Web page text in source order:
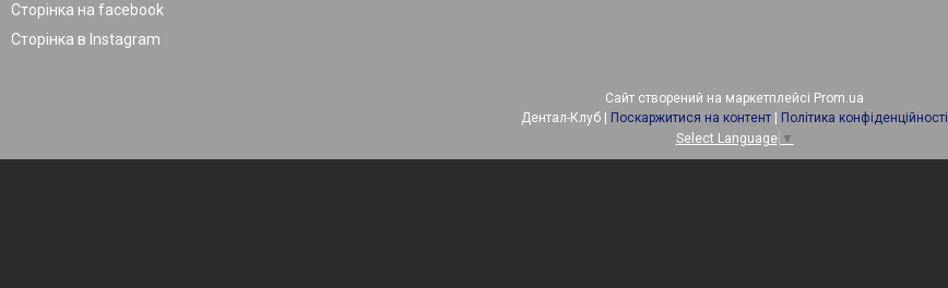
Сторінка на facebook
Сторінка в Instagram
Сайт створений на маркетплейсі Prom.ua
Поскаржитися на контент
Політика конфіденційності
Select Language ▼